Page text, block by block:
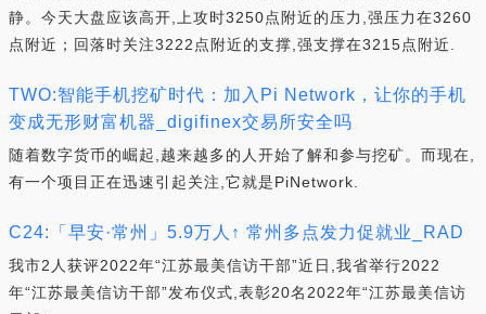
静。今天大盘应该高开,上攻时3250点附近的压力,强压力在3260
点附近；回落时关注3222点附近的支撑,强支撑在3215点附近.
TWO:智能手机挖矿时代：加入Pi Network，让你的手机
变成无形财富机器_digifinex交易所安全吗
随着数字货币的崛起,越来越多的人开始了解和参与挖矿。而现在,
有一个项目正在迅速引起关注,它就是PiNetwork.
C24:「早安·常州」5.9万人↑ 常州多点发力促就业_RAD
我市2人获评2022年“江苏最美信访干部”近日,我省举行2022
年“江苏最美信访干部”发布仪式,表彰20名2022年“江苏最美信访